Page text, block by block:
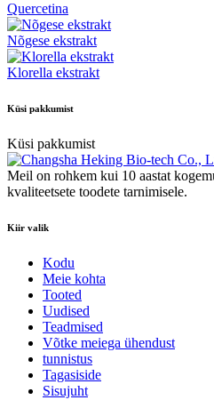
Quercetina
Nõgese ekstrakt
Klorella ekstrakt
Küsi pakkumist
Küsi pakkumist
Meil on rohkem kui 10 aastat
kvaliteetsete toodete tarnimisele.
Kiir valik
Kodu
Meie kohta
Tooted
Uudised
Teadmised
Võtke meiega ühendust
tunnistus
Tagasiside
Sisujuht